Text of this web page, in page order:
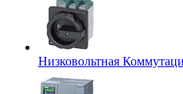
Низковольтная